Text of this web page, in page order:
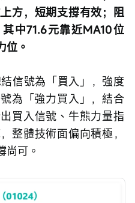
方，短期支撐有效；阻
中71.6元靠近MA10位
位。
信號為「買入」，強度
為「強力買入」，結合
買入信號、牛熊力量指
整體技術面偏向積極，
尚可。